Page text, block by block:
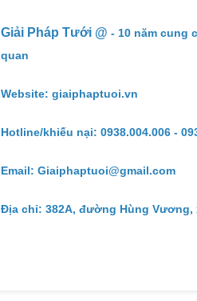
Giải Pháp Tưới @ - 10 năm cung
quan
Website: giaiphaptuoi.vn
Hotline/khiếu nại: 0938.004.006 -
Email: Giaiphaptuoi@gmail.com
Địa chỉ: 382A, đường Hùng Vương,